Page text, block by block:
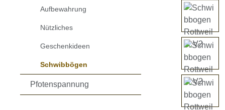
Aufbewahrung
Nützliches
Geschenkideen
Schwibbögen
Pfotenspannung